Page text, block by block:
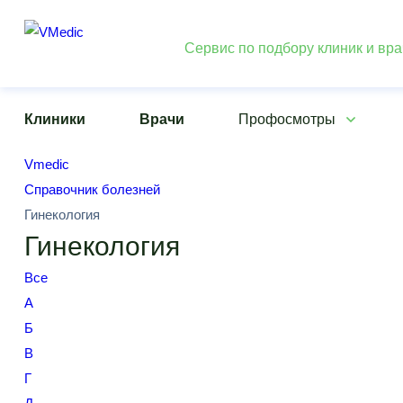
Сервис по подбору клиник и
Клиники Врачи Профосмотры
Vmedic
Справочник болезней
Гинекология
Гинекология
Все
А
Б
В
Г